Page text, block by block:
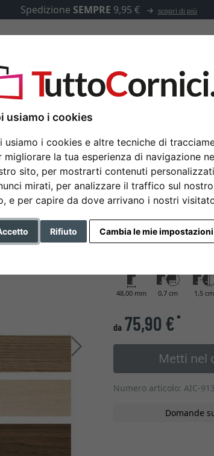
usiamo i cookies
usiamo i cookies e altre tecniche di
migliorare la tua esperienza di navigazione
sito, per mostrarti contenuti
mirati, per analizzare il traffico sul nostro
e per capire da dove arrivano i nostri
Rifiuto Cambia le mie impostazioni
Spedizione SEMPRE 9,95 € scopri di più
Passepartout Accessori
48 su misura
Avanti
Cornice in legno
Tipo di vetro
48,00 mm 0,7 cm 1,5 cm
da 75,90 €*
Metti nel
Numero articolo: AIC-
Domande